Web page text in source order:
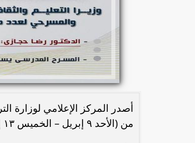
أصدر المركز الإعلامي لوزارة
من (الأحد ٩ إبريل – الخميس ١٣ إبريل ٢٠٢٣) ويتضمن ما يلي: